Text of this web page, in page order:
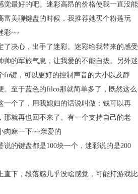
觉最好的吧。迷彩高昂的价格使我一直没能
富美聊键盘的时候，我推荐她买个粉莲玩
彩~~
了决心，出手了迷彩。迷彩给我带来的感受
帅的军旅气息，让我爱的不能自拔。另外迷
fn键，可以更好的控制声音的大小以及静
。至于蓝色的filco那就简单多了，既然这么
一个了，用我媳妇的话说叫做：钱可以再
那就再也回不来了。有一个支持自己的老
肉麻一下~~亲爱的
说的键盘都是100块一个，迷彩说的是200
直下，段落感几乎没啥感觉，可能打游戏比